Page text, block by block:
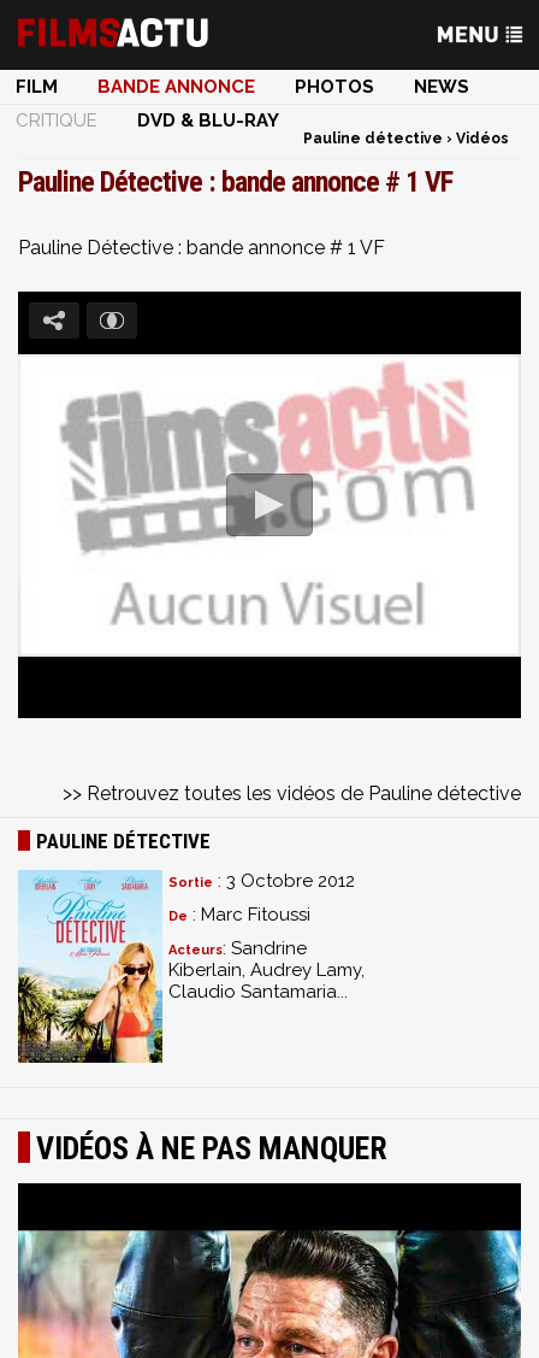
FILM BANDE ANNONCE PHOTOS
NEWS
CRITIQUE
DVD & BLU-RAY
Pauline détective › Vidéos
Pauline Détective : bande annonce # 1 VF
Pauline Détective : bande annonce # 1 VF
>> Retrouvez toutes les vidéos de Pauline détective
PAULINE DÉTECTIVE
Sortie : 3 Octobre 2012
De : Marc Fitoussi
Acteurs: Sandrine
Kiberlain, Audrey Lamy,
Claudio Santamaria...
VIDÉOS À NE PAS MANQUER